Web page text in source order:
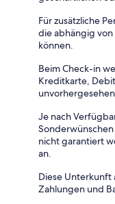
Für zusätzliche
die abhängig
können.
Beim Check-in
Kreditkarte,
Je nach
nicht garantiert
an.
Diese
Zahlungen und